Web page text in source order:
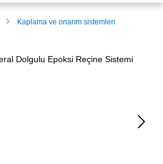
Kaplama ve onarım sistemleri